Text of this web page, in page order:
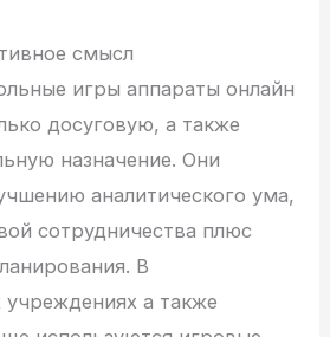
смысл
игры аппараты онлайн
досуговую, а также
назначение. Они
аналитического ума,
сотрудничества плюс
В
учреждениях а также